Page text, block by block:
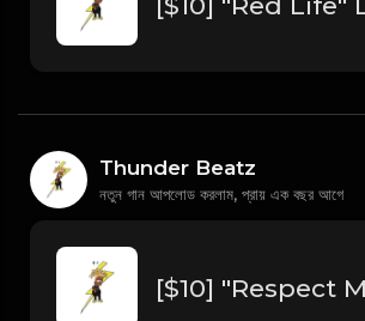
Thunder Beatz
নতুন গান আপলোড করলাম, প্রায় এক বছর আগে